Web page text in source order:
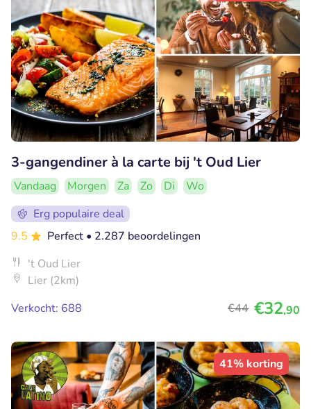
3-gangendiner à la carte bij 't Oud Lier
Vandaag Morgen Za Zo Di
Wo
Erg populaire deal
9.5
Perfect • 2.287 beoordelingen
't Oud Lier
Lier (2km)
Verkocht: 688
€44 €32,90
41% korting